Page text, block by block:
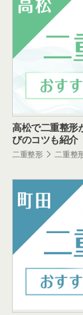
高松で二重整形
びのコツも紹介
二重整形 二重整